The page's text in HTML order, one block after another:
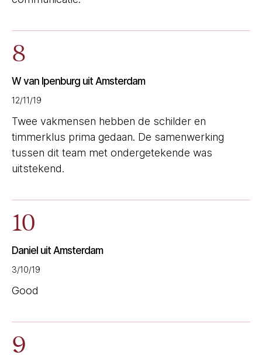
8
W van Ipenburg uit Amsterdam
12/11/19
Twee vakmensen hebben de schilder en
timmerklus prima gedaan. De samenwerking
tussen dit team met ondergetekende was
uitstekend.
10
Daniel uit Amsterdam
3/10/19
Good
9